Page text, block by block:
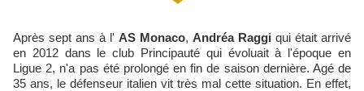
Après sept ans à l' AS Monaco, Andréa Raggi qui était arrivé
en 2012 dans le club Principauté qui évoluait à l'époque en
Ligue 2, n'a pas été prolongé en fin de saison dernière. Agé de
35 ans, le défenseur italien vit très mal cette situation. En effet,